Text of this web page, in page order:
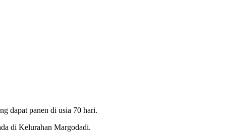
dapat panen di usia 70 hari.
di Kelurahan Margodadi.